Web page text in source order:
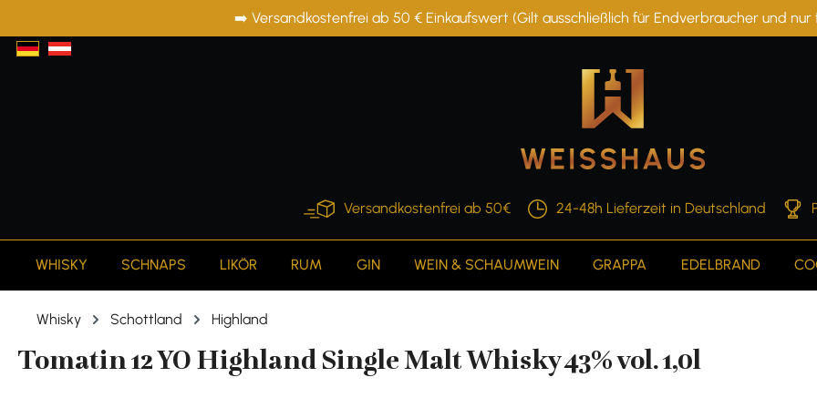
Zur Hauptnavigation springen➡️ Versandkostenfrei ab 50 € Einkaufswert (Gilt ausschließlich für Endverbraucher und
Versandkostenfrei ab 50€ 24-48h Lieferzeit in Deutschland
WHISKY SCHNAPS LIKÖR RUM GIN WEIN & SCHAUMWEIN GRAPPA EDELBRAND
Whisky Schottland Highland
Tomatin 12 YO Highland Single Malt Whisky 43% vol. 1,0l